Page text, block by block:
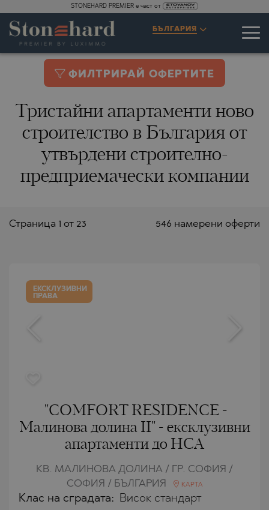
STONEHARD PREMIER е част от
БЪЛГАРИЯ
ФИЛТРИРАЙ ОФЕРТИТЕ
Тристайни апартаменти ново
строителство в България от
утвърдени строително-
предприемачески компании
546 намерени оферти
Страницa 1 от 23
ЕКСКЛУЗИВНИ
ПРАВА
"COMFORT RESIDENCE -
Малинова долина II" - ексклузивни
апартаменти до НСА
КВ. МАЛИНОВА ДОЛИНА / ГР. СОФИЯ /
СОФИЯ / БЪЛГАРИЯ
КАРТА
Клас на сградата: Висок стандарт